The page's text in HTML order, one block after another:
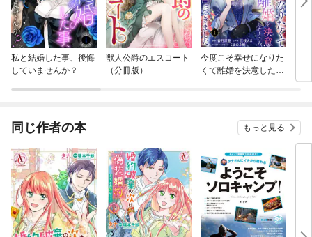
私と結婚した事、後悔
していませんか？
獣人公爵のエスコート
（分冊版）
今度こそ幸せになりた
くて離婚を決意したと
婚
か
同じ作者の本 もっと見る